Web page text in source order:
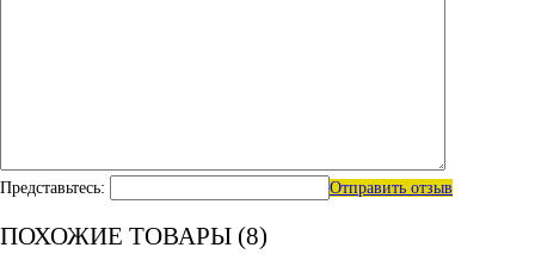
Представьтесь: Отправить отзыв
ПОХОЖИЕ ТОВАРЫ (8)